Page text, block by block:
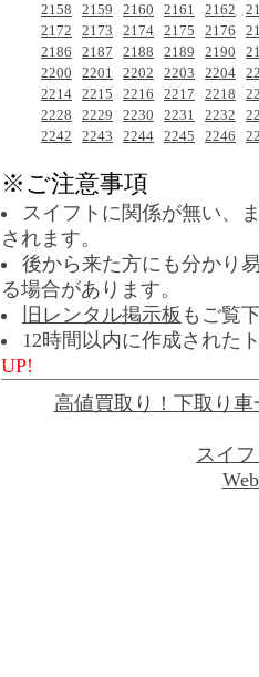
2158
2159 2160 2161 2162
2172
2173 2174 2175 2176
2186
2187 2188 2189 2190
2200
2201 2202 2203 2204
2214 2215 2216 2217 2218
2228
2229 2230 2231 2232
2242
2243 2244 2245 2246
※ご注意事項
スイフトに関係が無い、
されます。
後から来た方にも分かり
る場合があります。
旧レンタル掲示板 もご覧
12時間以内に作成された
UP!
高値買取り！下取り車
スイ